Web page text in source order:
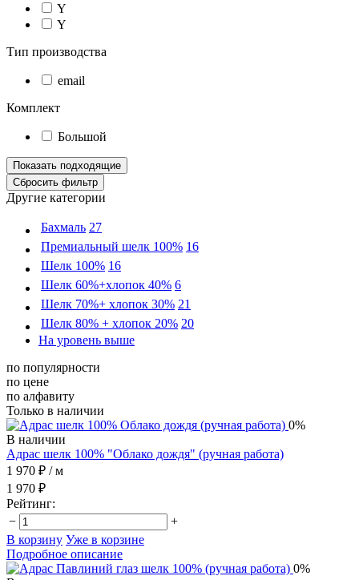
Y
Y
Тип производства
email
Комплект
Большой
Другие категории
Бахмаль 27
Премиальный шелк 100% 16
Шелк 100% 16
Шелк 60%+хлопок 40% 6
Шелк 70%+ хлопок 30% 21
Шелк 80% + хлопок 20% 20
На уровень выше
по популярности
по цене
по алфавиту
Только в наличии
0%
В наличии
Адрас шелк 100% "Облако дождя" (ручная работа)
1 970 ₽ / м
1 970 ₽
Рейтинг:
−
+
В корзину Уже в корзине
Подробное описание
0%